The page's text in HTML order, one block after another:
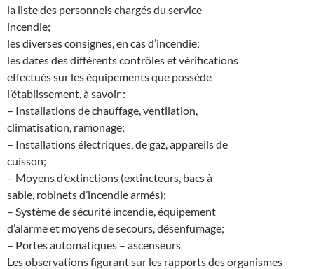
la liste des personnels chargés du service
incendie;
les diverses consignes, en cas d’incendie;
les dates des différents contrôles et vérifications
effectués sur les équipements que possède
l’établissement, à savoir :
– Installations de chauffage, ventilation,
climatisation, ramonage;
– Installations électriques, de gaz, appareils de
cuisson;
– Moyens d’extinctions (extincteurs, bacs à
sable, robinets d’incendie armés);
– Système de sécurité incendie, équipement
d’alarme et moyens de secours, désenfumage;
– Portes automatiques – ascenseurs
Les observations figurant sur les rapports des organismes